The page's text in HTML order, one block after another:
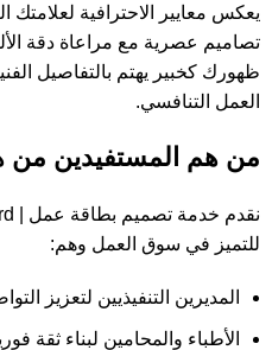
يعكس معايير الاحترافية لعلامتك
تصاميم عصرية مع مراعاة دقة
ظهورك كخبير يهتم بالتفاصيل
العمل التنافسي.
من هم المستفيدين من
للتميز في سوق العمل وهم:
المديرين التنفيذيين لتعزيز
الأطباء والمحامين لبناء ثقة